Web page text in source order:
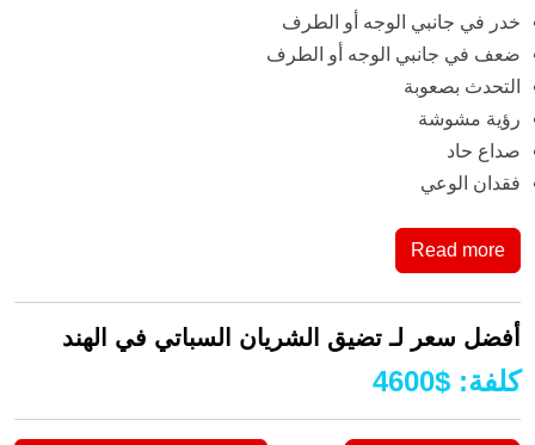
خدر في جانبي الوجه أو الطرف
ضعف في جانبي الوجه أو الطرف
التحدث بصعوبة
رؤية مشوشة
صداع حاد
فقدان الوعي
Read more
أفضل سعر لـ تضيق الشريان السباتي في الهند
كلفة:
$
4600